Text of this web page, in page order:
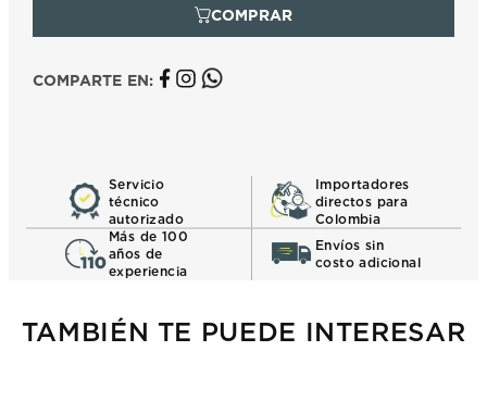
COMPARTE EN:
Servicio
técnico
autorizado
Importadores
directos para
Colombia
Más de 100
años de
experiencia
Envíos sin
costo adicional
TAMBIÉN TE PUEDE INTERESAR